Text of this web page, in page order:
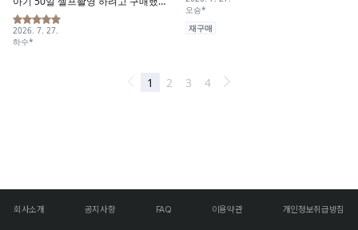
회사소개 공지사항 FAQ 이용약관 개인정보취급방침